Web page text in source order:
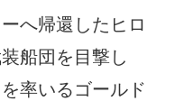
へ帰還したヒロ
船団を目撃し
率いるゴールド